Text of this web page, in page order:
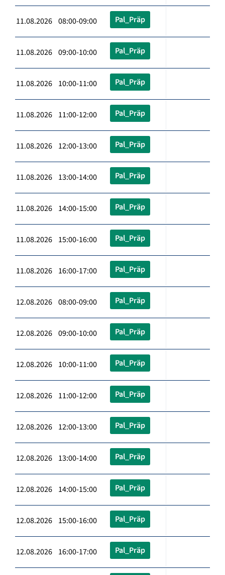
11.08.2026 08:00-09:00 Pal_Präp
11.08.2026 09:00-10:00 Pal_Präp
11.08.2026 10:00-11:00 Pal_Präp
11.08.2026 11:00-12:00 Pal_Präp
11.08.2026 12:00-13:00 Pal_Präp
11.08.2026 13:00-14:00 Pal_Präp
11.08.2026 14:00-15:00 Pal_Präp
11.08.2026 15:00-16:00 Pal_Präp
11.08.2026 16:00-17:00 Pal_Präp
12.08.2026 08:00-09:00 Pal_Präp
12.08.2026 09:00-10:00 Pal_Präp
12.08.2026 10:00-11:00 Pal_Präp
12.08.2026 11:00-12:00 Pal_Präp
12.08.2026 12:00-13:00 Pal_Präp
12.08.2026 13:00-14:00 Pal_Präp
12.08.2026 14:00-15:00 Pal_Präp
12.08.2026 15:00-16:00 Pal_Präp
12.08.2026 16:00-17:00 Pal_Präp